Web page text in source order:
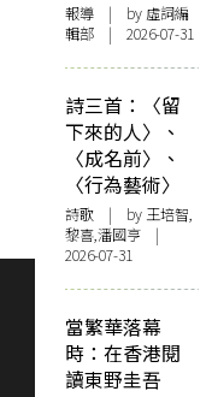
報導 | by 虛詞編
輯部 | 2026-07-31
詩三首：〈留
下來的人〉、
〈成名前〉、
〈行為藝術〉
詩歌 | by 王培智,
黎喜,潘國亨 |
2026-07-31
當繁華落幕
時：在香港閱
讀東野圭吾